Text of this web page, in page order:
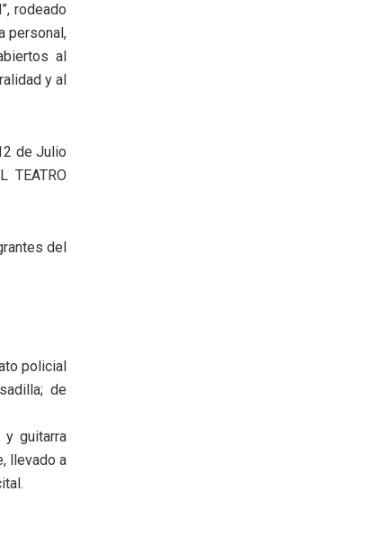
rodeado
personal,
al
y al
de Julio
TEATRO
del
policial
de
y guitarra
llevado a